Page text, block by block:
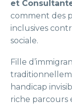
et
comment des
inclusives
sociale.
Fille
handicap
riche parcours